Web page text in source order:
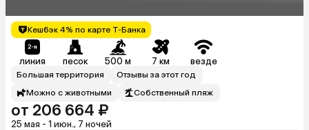
Кешбэк 4% по карте Т-Банка
линия песок 500 м 7 км везде
Большая территория
Отзывы за этот год
Можно с животными
Собственный пляж
от 206 664 ₽
25 мая - 1 июн., 7 ночей